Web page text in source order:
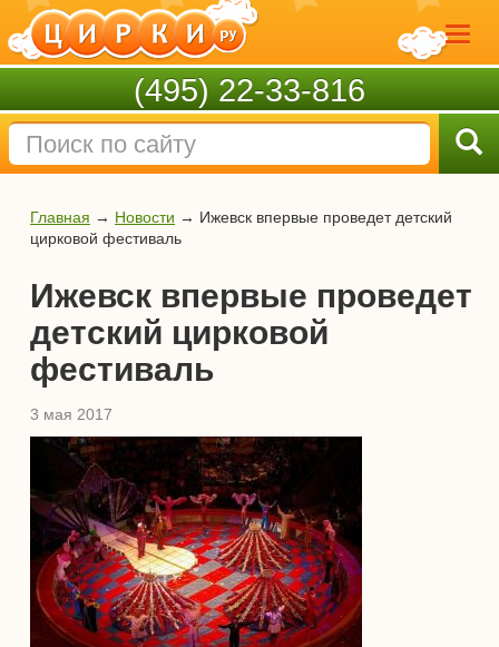
(495) 22-33-816
Главная → Новости → Ижевск впервые проведет детский
цирковой фестиваль
Ижевск впервые проведет
детский цирковой
фестиваль
3 мая 2017